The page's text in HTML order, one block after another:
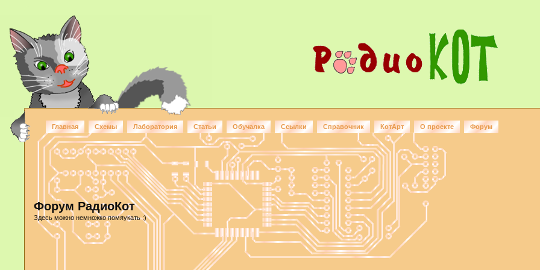
Главная Схемы Лаборатория Статьи Обучалка Ссылки Справочник КотАрт О проекте Форум
Форум РадиоКот
Здесь можно немножко помяукать :)